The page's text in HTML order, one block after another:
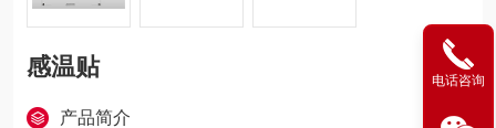
感温贴
产品简介
电话咨询